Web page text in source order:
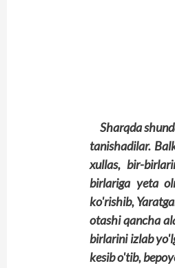
Sharqda
tanishadilar.
xullas, bir-
birlariga yeta
ko'rishib,
otashi qancha
birlarini izlab
kesib o'tib,